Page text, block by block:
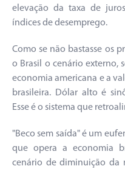
elevação da taxa de
índices de desemprego.
Como se não bastasse os
o Brasil o cenário externo,
economia americana e a
brasileira. Dólar alto é
Esse é o sistema que
"Beco sem saída" é um
que opera a economia
cenário de diminuição da